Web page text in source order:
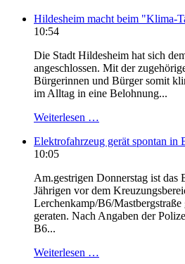
Hildesheim macht beim "Klima-
10:54
Die Stadt Hildesheim hat sich
angeschlossen. Mit der
Bürgerinnen und Bürger somit
im Alltag in eine Belohnung...
Weiterlesen …
Elektrofahrzeug gerät spontan in
10:05
Am.gestrigen Donnerstag ist das
Jährigen vor dem
Lerchenkamp/B6/
geraten. Nach Angaben der
B6...
Weiterlesen …